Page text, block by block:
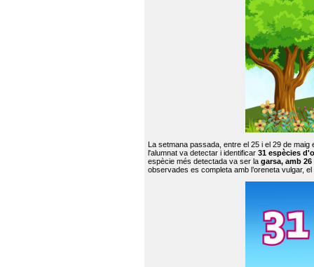
La setmana passada, entre el 25 i el 29 de
l'alumnat va detectar i identificar 31 espècies
espècie més detectada va ser la garsa, amb
observades es completa amb l’oreneta vulgar,